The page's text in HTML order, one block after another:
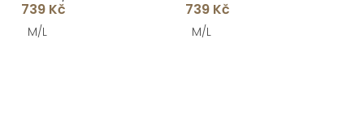
739 Kč
M/L
739 Kč
M/L